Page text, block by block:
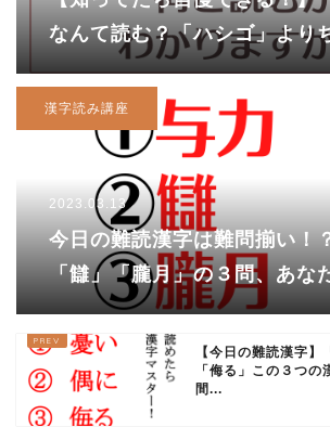
なんて読む？「ハシゴ」より
カッコイイ読みがあるんです
漢字読み講座
2023.03.13
今日の難読漢字は難問揃い！
「讎」「朧月」の３問、あな
めるでしょうか？
【今日の難読漢字】
「侮る」この３つの
間...